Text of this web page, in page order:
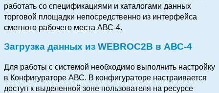
работать со спецификациями и каталогами данных
торговой площадки непосредственно из интерфейса
сметного рабочего места АВС-4.
Загрузка данных из WEBROC2B в АВС-4
Для работы с системой необходимо выполнить настройку
в Конфигураторе АВС. В конфигураторе настраивается
доступ к выделенной зоне пользователя на ресурсе